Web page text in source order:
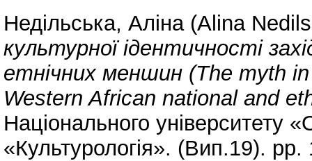
Недільська, Аліна (Alina
культурної ідентичності
етнічних меншин (The myth
Western African national and
Національного університету
«Культурологія». (Вип.19). pp.